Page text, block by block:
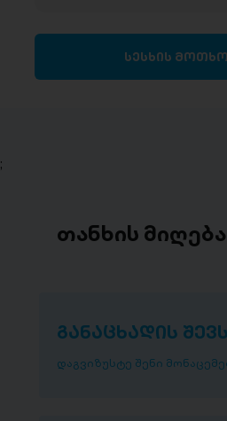
სესხის
;
თანხის
განაცხადის
დაგვიზუსტე შენი